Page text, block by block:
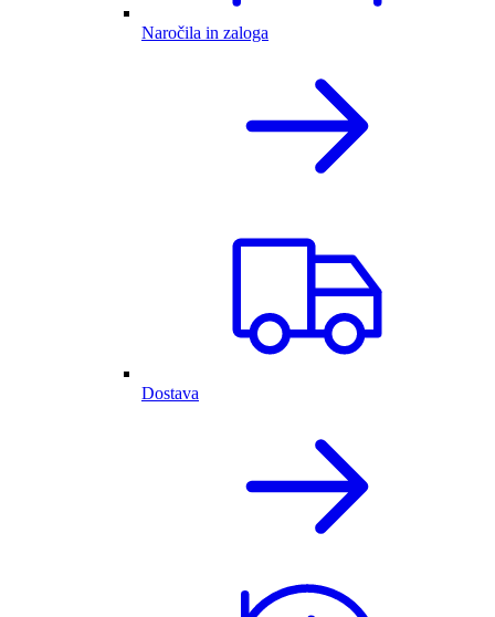
Naročila in zaloga
Dostava